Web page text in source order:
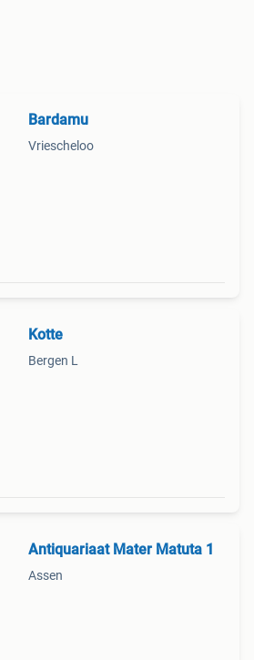
Bardamu
Vriescheloo
Kotte
Bergen L
Antiquariaat Mater Matuta 1
Assen